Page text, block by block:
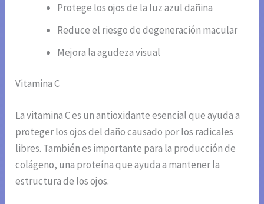
Protege los ojos de la luz azul dañina
Reduce el riesgo de degeneración macular
Mejora la agudeza visual
Vitamina C
La vitamina C es un antioxidante esencial que ayuda a
proteger los ojos del daño causado por los radicales
libres. También es importante para la producción de
colágeno, una proteína que ayuda a mantener la
estructura de los ojos.